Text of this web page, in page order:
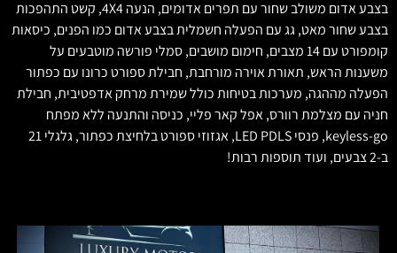
בצבע אדום משולב שחור עם תפרים אדומים, הנעה 4X4, קשט התהפכות
בצבע שחור מאט, גג עם הפעלה חשמלית בצבע אדום כמו הפנים, כיסאות
קומפורט עם 14 מצבים, חימום מושבים, סמלי פורשה מוטבעים על
משענות הראש, תאורת אוירה מורחבת, חבילת ספורט כרונו עם כפתור
הפעלה מההגה, מערכות בטיחות כולל שמירת מרחק אדפטיבית, חבילת
חניה עם מצלמת רוורס, אפל קאר פליי, כניסה והתנעה ללא מפתח
keyless-go, פנסי LED PDLS, אגזוזי ספורט בלחיצת כפתור, גלגלי 21
ב-2 צבעים, ועוד תוספות רבות!